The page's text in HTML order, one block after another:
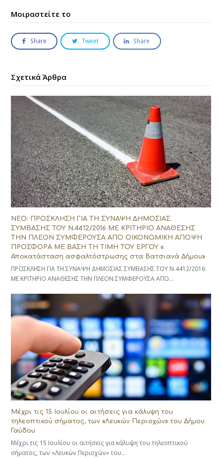
Μοιραστείτε το
Share Tweet Share
Σχετικά Άρθρα
ΝΕΟ: ΠΡΟΣΚΛΗΣΗ ΓΙΑ ΤΗ ΣΥΝΑΨΗ ΔΗΜΟΣΙΑΣ
ΣΥΜΒΑΣΗΣ ΤΟΥ Ν.4412/2016 ΜΕ ΚΡΙΤΗΡΙΟ ΑΝΑΘΕΣΗΣ
ΤΗΝ ΠΛΕΟΝ ΣΥΜΦΕΡΟΥΣΑ ΑΠΟ ΟΙΚΟΝΟΜΙΚΗ ΑΠΟΨΗ
ΠΡΟΣΦΟΡΑ ΜΕ ΒΑΣΗ ΤΗ ΤΙΜΗ ΤΟΥ ΕΡΓΟΥ «
Αποκατάσταση ασφαλτόστρωσης στα Βατσιανά Δήμου»
ΠΡΟΣΚΛΗΣΗ ΓΙΑ ΤΗ ΣΥΝΑΨΗ ΔΗΜΟΣΙΑΣ ΣΥΜΒΑΣΗΣ ΤΟΥ Ν.4412/2016
ΜΕ ΚΡΙΤΗΡΙΟ ΑΝΑΘΕΣΗΣ ΤΗΝ ΠΛΕΟΝ ΣΥΜΦΕΡΟΥΣΑ ΑΠΟ…
Μέχρι τις 15 Ιουλίου οι αιτήσεις για κάλυψη του
τηλεοπτικού σήματος, των «Λευκών Περιοχών» του Δήμου
Γαύδου
Μέχρι τις 15 Ιουλίου οι αιτήσεις για κάλυψη του τηλεοπτικού
σήματος, των «Λευκών Περιοχών» του…